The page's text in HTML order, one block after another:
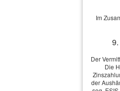
Ich bin
und
Im
Der
Die
der